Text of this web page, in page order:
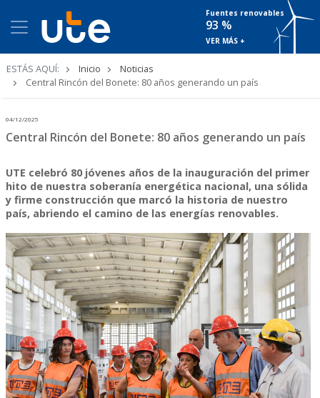
Fuentes renovables
93 %
VER MÁS +
ESTÁS AQUÍ: Inicio
Noticias
Central Rincón del Bonete: 80 años generando un país
04/12/2025
Central Rincón del Bonete: 80 años generando un país
UTE celebró 80 jóvenes años de la inauguración del primer
hito de nuestra soberanía energética nacional, una sólida
y firme construcción que marcó la historia de nuestro
país, abriendo el camino de las energías renovables.